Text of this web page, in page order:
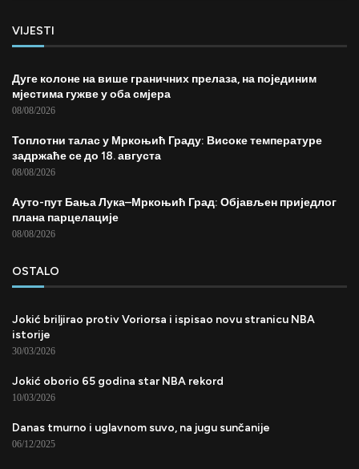
VIJESTI
Дуге колоне на више граничних прелаза, на појединим
мјестима гужве у оба смјера
08/08/2026
Топлотни талас у Мркоњић Граду: Високе температуре
задржаће се до 18. августа
08/08/2026
Ауто-пут Бања Лука–Мркоњић Град: Објављен приједлог
плана парцелације
08/08/2026
OSTALO
Jokić briljirao protiv Voriorsa i ispisao novu stranicu NBA
istorije
30/03/2026
Jokić oborio 65 godina star NBA rekord
10/03/2026
Danas tmurno i uglavnom suvo, na jugu sunčanije
06/12/2025